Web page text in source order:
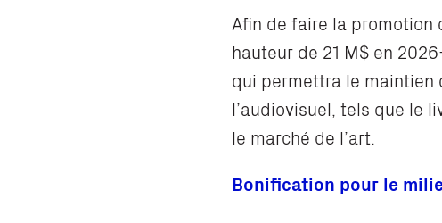
Afin de faire la promotion
hauteur de 21 M$ en
qui permettra le maintien
l’audiovisuel, tels que le
le marché de l’art.
Bonification pour le